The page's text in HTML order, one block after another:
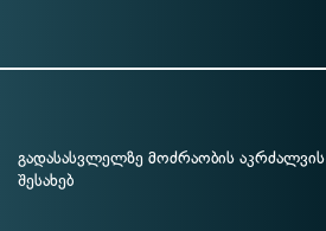
გადასასვლელზე მოძრაობის აკრძალვის
შესახებ